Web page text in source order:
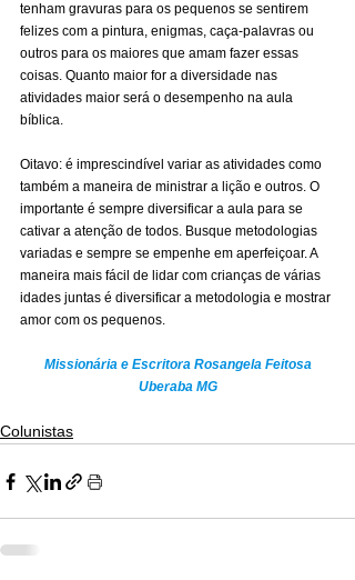
tenham gravuras para os pequenos se sentirem
felizes com a pintura, enigmas, caça-palavras ou
outros para os maiores que amam fazer essas
coisas. Quanto maior for a diversidade nas
atividades maior será o desempenho na aula
bíblica.
Oitavo: é imprescindível variar as atividades como
também a maneira de ministrar a lição e outros. O
importante é sempre diversificar a aula para se
cativar a atenção de todos. Busque metodologias
variadas e sempre se empenhe em aperfeiçoar. A
maneira mais fácil de lidar com crianças de várias
idades juntas é diversificar a metodologia e mostrar
amor com os pequenos.
Missionária e Escritora Rosangela Feitosa
Uberaba MG
Colunistas